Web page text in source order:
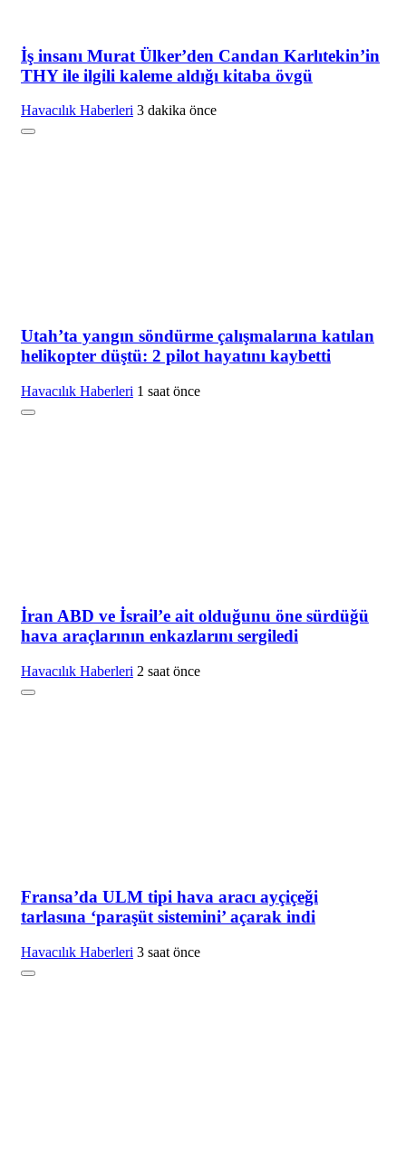
İş insanı Murat Ülker’den Candan Karlıtekin’in
THY ile ilgili kaleme aldığı kitaba övgü
Havacılık Haberleri 3 dakika önce
Utah’ta yangın söndürme çalışmalarına katılan
helikopter düştü: 2 pilot hayatını kaybetti
Havacılık Haberleri 1 saat önce
İran ABD ve İsrail’e ait olduğunu öne sürdüğü
hava araçlarının enkazlarını sergiledi
Havacılık Haberleri 2 saat önce
Fransa’da ULM tipi hava aracı ayçiçeği
tarlasına ‘paraşüt sistemini’ açarak indi
Havacılık Haberleri 3 saat önce